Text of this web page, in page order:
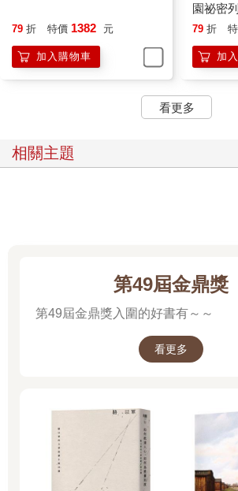
79 折 特價 1382 元
加入購物車
園祕密
79 折
加
看更多
相關主題
第49屆金鼎獎
第49屆金鼎獎入圍的好書有～～
看更多